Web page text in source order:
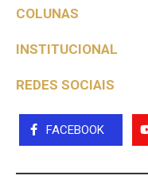
COLUNAS
INSTITUCIONAL
REDES SOCIAIS
FACEBOOK